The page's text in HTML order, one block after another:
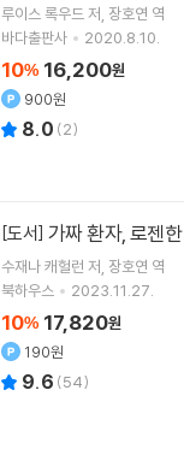
루이스 록우드 저 장호연 역
바다출판사
2020.8.10.
10% 16,200원
900원
8.0 (2)
[도서] 가짜 환자, 로젠
수재나 캐헐런 저 장호연 역
북하우스
2023.11.27.
10% 17,820원
190원
9.6 (54)